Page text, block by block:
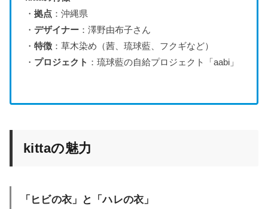
・ 拠点：沖縄県
・ デザイナー：澤野由布子さん
・ 特徴：草木染め（茜、琉球藍、フクギなど）
・ プロジェクト ：琉球藍の自給プロジェクト「aabi」
kittaの魅力
「ヒビの衣」と「ハレの衣」